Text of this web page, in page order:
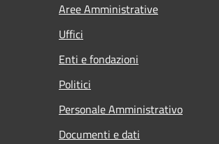
Aree Amministrative
Uffici
Enti e fondazioni
Politici
Personale Amministrativo
Documenti e dati